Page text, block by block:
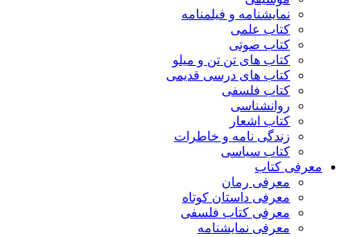
نمایشنامه و فیلمنامه
کتاب علمی
کتاب صوتی
کتاب های تن تن و میلو
کتاب های درسی قدیمی
کتاب فلسفی
روانشناسی
کتاب اشعار
زندگی نامه و خاطرات
کتاب سیاسی
معرفی کتاب
معرفی رمان
معرفی داستان کوتاه
معرفی کتاب فلسفی
معرفی نمایشنامه